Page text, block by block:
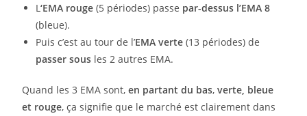
L‘EMA rouge (5 périodes) passe par-dessus l’EMA 8
(bleue).
Puis c’est au tour de l’EMA verte (13 périodes) de
passer sous les 2 autres EMA.
Quand les 3 EMA sont,en partant du bas,verte, bleue
et rouge, ça signifie que le marché est clairement dans